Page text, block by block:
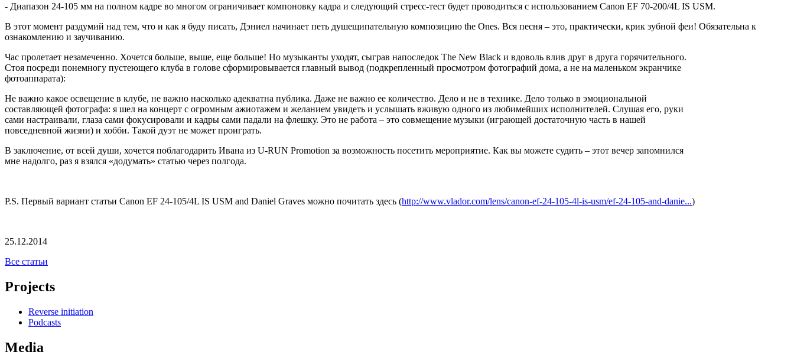
- Диапазон 24-105 мм на полном кадре во многом ограничивает компоновку кадра и следующий стресс-тест будет проводиться с использованием Canon EF 70-200/4L IS USM.
В этот момент раздумий над тем, что и как я буду писать, Дэниел начинает петь душещипательную композицию the Ones. Вся песня – это, практически, крик зубной феи! Обязательна к
ознакомлению и заучиванию.
Час пролетает незамеченно. Хочется больше, выше, еще больше! Но музыканты уходят, сыграв напоследок The New Black и вдоволь влив друг в друга горячительного.
Стоя посреди понемногу пустеющего клуба в голове сформировывается главный вывод (подкрепленный просмотром фотографий дома, а не на маленьком экранчике
фотоаппарата):
Не важно какое освещение в клубе, не важно насколько адекватна публика. Даже не важно ее количество. Дело и не в технике. Дело только в эмоциональной
составляющей фотографа: я шел на концерт с огромным ажиотажем и желанием увидеть и услышать вживую одного из любимейших исполнителей. Слушая его, руки
сами настраивали, глаза сами фокусировали и кадры сами падали на флешку. Это не работа – это совмещение музыки (играющей достаточную часть в нашей
повседневной жизни) и хобби. Такой дуэт не может проиграть.
В заключение, от всей души, хочется поблагодарить Ивана из U-RUN Promotion за возможность посетить мероприятие. Как вы можете судить – этот вечер запомнился
мне надолго, раз я взялся «додумать» статью через полгода.
P.S. Первый вариант статьи Canon EF 24-105/4L IS USM and Daniel Graves можно почитать здесь (http://www.vlador.com/lens/canon-ef-24-105-4l-is-usm/ef-24-105-and-danie...)
25.12.2014
Все статьи
Projects
Reverse initiation
Podcasts
Media